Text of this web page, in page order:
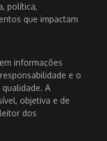
política,
que impactam
informações
e o
A
objetiva e de
dos